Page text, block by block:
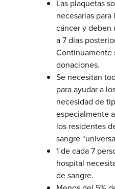
Las plaquetas
necesarias
cáncer y deben
a 7 días
Continuamente
donaciones.
Se necesitan
para ayudar a
necesidad de
especialmente
los residentes
sangre
1 de cada 7
hospital
de sangre.